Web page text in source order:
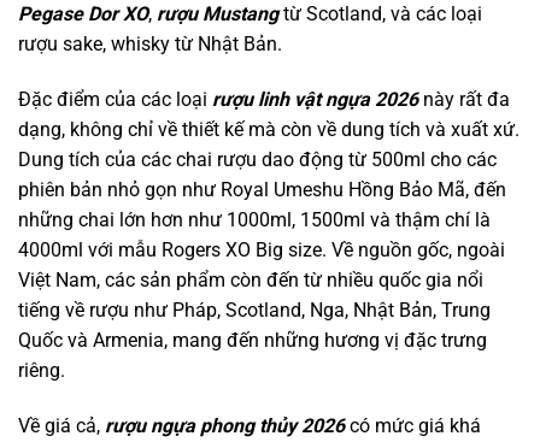
Pegase Dor XO, rượu Mustangtừ Scotland, và các loại
rượu sake, whisky từ Nhật Bản.
Đặc điểm của các loại rượu linh vật ngựa 2026này rất đa
dạng, không chỉ về thiết kế mà còn về dung tích và xuất xứ.
Dung tích của các chai rượu dao động từ 500ml cho các
phiên bản nhỏ gọn như Royal Umeshu Hồng Bảo Mã, đến
những chai lớn hơn như 1000ml, 1500ml và thậm chí là
4000ml với mẫu Rogers XO Big size. Về nguồn gốc, ngoài
Việt Nam, các sản phẩm còn đến từ nhiều quốc gia nổi
tiếng về rượu như Pháp, Scotland, Nga, Nhật Bản, Trung
Quốc và Armenia, mang đến những hương vị đặc trưng
riêng.
Về giá cả, rượu ngựa phong thủy 2026có mức giá khá